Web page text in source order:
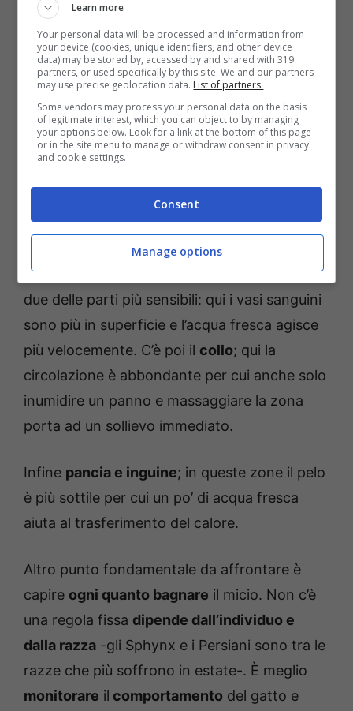
Come aiutare il gatto a superare il caldo -
anagrafecaninacampania.it
Il primo punto in questione è la
particolare lafrontee leorecchie.Si tratta di
due delle parti più sensibili: qui i vasi sanguini
sono più in superficie e l’acqua fresca agisce
più velocemente. C’è poi il collo; qui la
circolazione è abbondante per cui anche solo
inumidire un panno e massaggiare la zona
porta ad un sollievo immediato.
Infine pancia e inguine; in queste zone il pelo
è più sottile per cui un po’ di acqua fresca
aiuta al trasferimento del calore.
Altro punto fondamentale da affrontare è
capire ogni quanto bagnare il micio. Non c’è
una regola fissa dipende dall’individuo e
dalla razza -gli Sphynx e i Persiani sono tra le
razze che più soffrono in estate-. È meglio
monitorare il comportamento del gatto e
Learn more
Your personal data will be processed and information from
your device (cookies, unique identifiers, and other device
data) may be stored by, accessed by and shared with 319
partners, or used specifically by this site. We and our partners
may use precise geolocation data. List of partners.
Some vendors may process your personal data on the basis
of legitimate interest, which you can object to by managing
your options below. Look for a link at the bottom of this page
or in the site menu to manage or withdraw consent in privacy
and cookie settings.
Consent
Manage options